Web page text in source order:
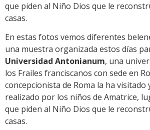
que piden al Niño Dios que le
casas.
En estas fotos vemos diferentes
una muestra organizada estos días
Universidad Antonianum, una
los Frailes franciscanos con sede en
concepcionista de Roma la ha visitado
realizado por los niños de Amatrice,
que piden al Niño Dios que le
casas.